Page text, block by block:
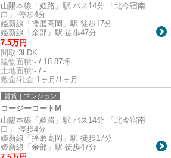
山陽本線「姫路」駅 バス14分 「北今宿南
口」 停歩4分
姫新線「播磨高岡」駅 徒歩17分
姫新線「余部」駅 徒歩47分
7.5万円
間取:3LDK
建物面積:- / 18.87坪
土地面積:- / -
敷金/礼金:1ヶ月/1ヶ月
賃貸｜マンション
コージーコートM
山陽本線「姫路」駅 バス14分 「北今宿南
口」 停歩4分
姫新線「播磨高岡」駅 徒歩17分
姫新線「余部」駅 徒歩47分